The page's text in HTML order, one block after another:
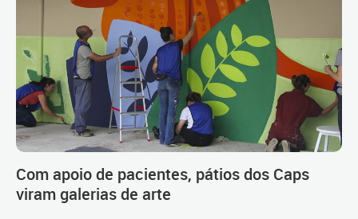
Com apoio de pacientes, pátios dos Caps
viram galerias de arte